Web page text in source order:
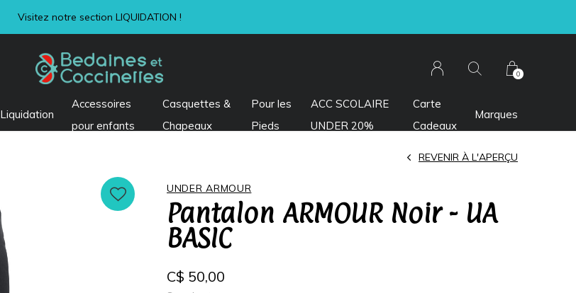
Liquidation
Accessoires
pour enfants
Casquettes &
Chapeaux
Pour les
Pieds
ACC SCOLAIRE
UNDER 20%
Carte
Cadeaux
Marques
0
Visitez notre section LIQUIDATION !
UNDER ARMOUR
Pantalon ARMOUR Noir - UA
BASIC
REVENIR À L'APERÇU
C$ 50,00